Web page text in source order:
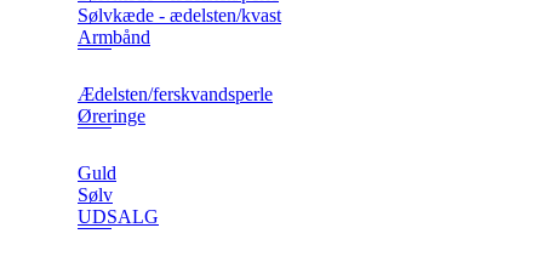
Sølvkæde - ædelsten/kvast
Armbånd
Ædelsten/ferskvandsperle
Øreringe
Guld
Sølv
UDSALG